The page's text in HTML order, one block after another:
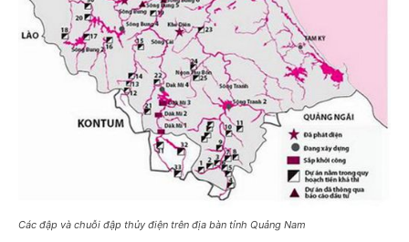
Các đập và chuỗi đập thủy điện trên địa bàn tỉnh Quảng Nam